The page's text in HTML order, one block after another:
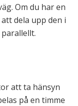
Om du har en
dela upp den i
att ta hänsyn
på en timme